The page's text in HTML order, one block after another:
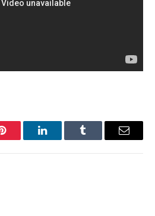
Pinterest LinkedInTumblr Имэйл